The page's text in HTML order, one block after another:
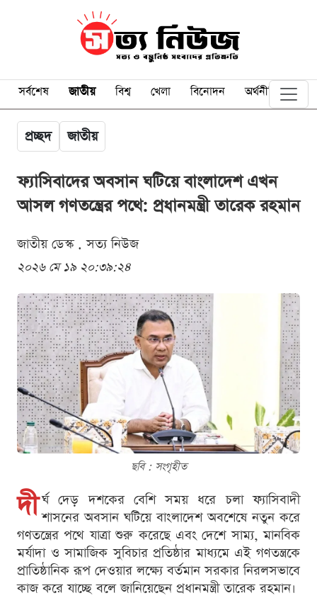
সর্বশেষ জাতীয় বিশ্ব খেলা বিনোদন অর্থনীতি
প্রচ্ছদ জাতীয়
ফ্যাসিবাদের অবসান ঘটিয়ে বাংলাদেশ এখন
আসল গণতন্ত্রের পথে: প্রধানমন্ত্রী তারেক রহমান
জাতীয় ডেস্ক . সত্য নিউজ
২০২৬ মে ১৯ ২০:৩৯:২৪
ছবি : সংগৃহীত
দী র্ঘ দেড় দশকের বেশি সময় ধরে চলা ফ্যাসিবাদী
শাসনের অবসান ঘটিয়ে বাংলাদেশ অবশেষে নতুন করে
গণতন্ত্রের পথে যাত্রা শুরু করেছে এবং দেশে সাম্য, মানবিক
মর্যাদা ও সামাজিক সুবিচার প্রতিষ্ঠার মাধ্যমে এই গণতন্ত্রকে
প্রাতিষ্ঠানিক রূপ দেওয়ার লক্ষ্যে বর্তমান সরকার নিরলসভাবে
কাজ করে যাচ্ছে বলে জানিয়েছেন প্রধানমন্ত্রী তারেক রহমান।